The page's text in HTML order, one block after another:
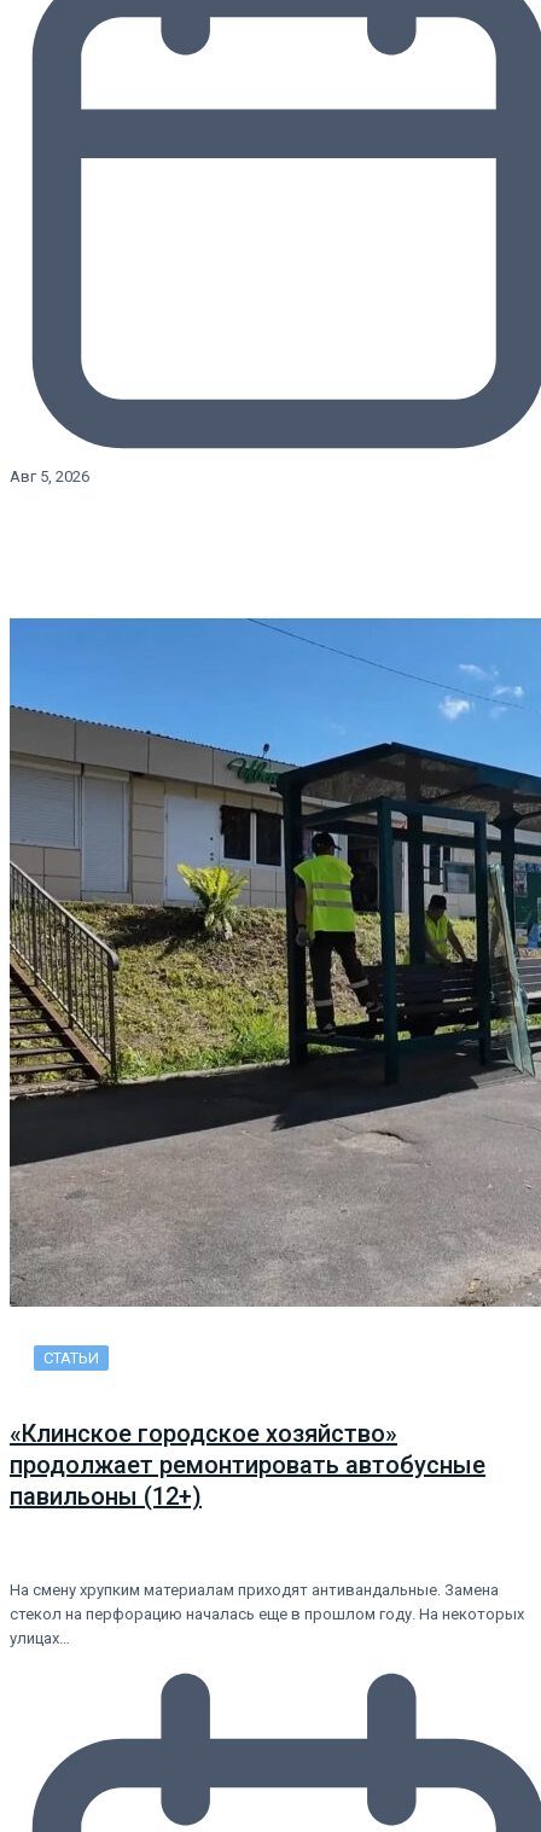
Авг 5, 2026
СТАТЬИ
«Клинское городское хозяйство»
продолжает ремонтировать автобусные
павильоны (12+)
На смену хрупким материалам приходят антивандальные. Замена
стекол на перфорацию началась еще в прошлом году. На некоторых
улицах…